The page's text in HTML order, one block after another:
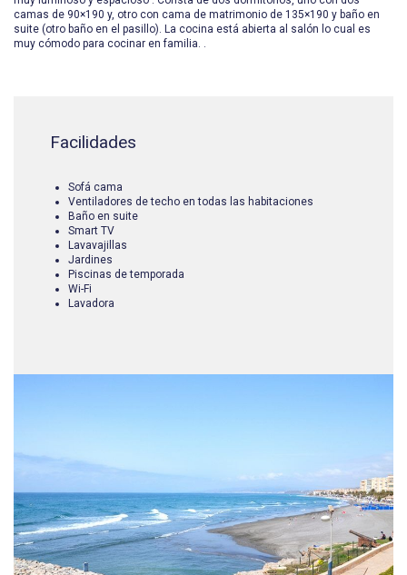
camas de 90×190 y, otro con cama de matrimonio de 135×190 y baño en
suite (otro baño en el pasillo). La cocina está abierta al salón lo cual es
muy cómodo para cocinar en familia. .
Facilidades
Sofá cama
Ventiladores de techo en todas las habitaciones
Baño en suite
Smart TV
Lavavajillas
Jardines
Piscinas de temporada
Wi-Fi
Lavadora